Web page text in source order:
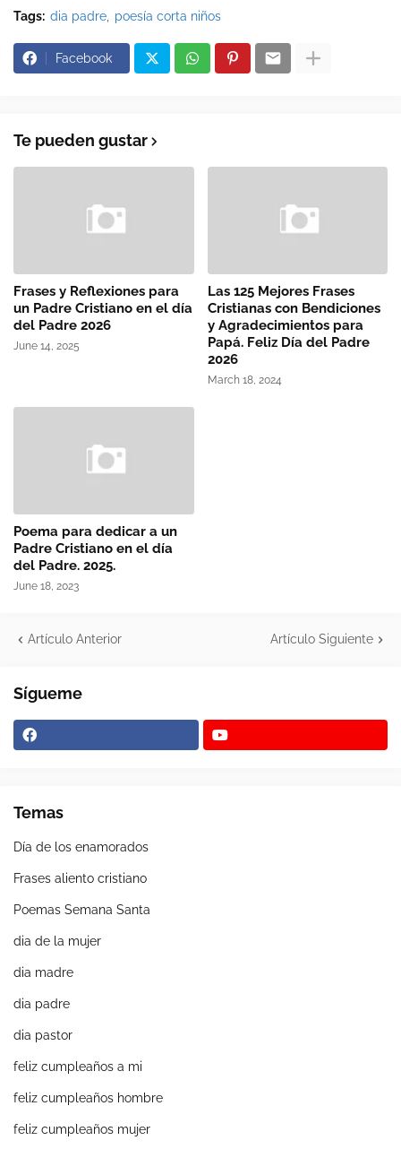
Tags: dia padre poesía corta niños
Facebook
Te pueden gustar
Frases y Reflexiones para
un Padre Cristiano en el día
del Padre 2026
June 14, 2025
Las 125 Mejores Frases
Cristianas con Bendiciones
y Agradecimientos para
Papá. Feliz Día del Padre
2026
March 18, 2024
Poema para dedicar a un
Padre Cristiano en el día
del Padre. 2025.
June 18, 2023
Artículo Anterior Artículo Siguiente
Sígueme
Temas
Día de los enamorados
Frases aliento cristiano
Poemas Semana Santa
dia de la mujer
dia madre
dia padre
dia pastor
feliz cumpleaños a mi
feliz cumpleaños hombre
feliz cumpleaños mujer